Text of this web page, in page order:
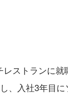
ストランに就
、入社3年目